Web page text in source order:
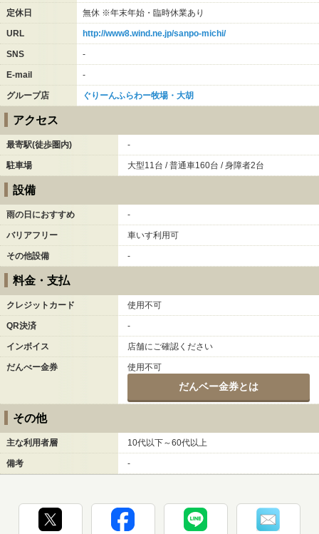
定休日 無休 ※年末年始・臨時休業あり
URL http://www8.wind.ne.jp/sanpo-michi/
SNS -
E-mail -
グループ店 ぐりーんふらわー牧場・大胡
アクセス
最寄駅(徒歩圏内) -
駐車場 大型11台 / 普通車160台 / 身障者2台
設備
雨の日におすすめ -
バリアフリー 車いす利用可
その他設備 -
料金・支払
クレジットカード 使用不可
QR決済 -
インボイス 店舗にご確認ください
だんべー金券 使用不可
だんベー金券とは
その他
主な利用者層 10代以下～60代以上
備考 -